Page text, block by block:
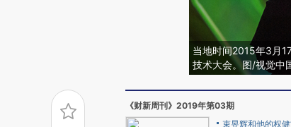
当地时间2015年3月
技术大会。图/视觉中
《财新周刊》2019年第03期
束昱辉和他的权健